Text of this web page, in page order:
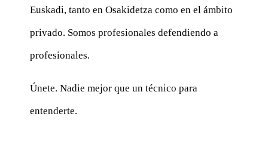
Euskadi, tanto en Osakidetza como en el ámbito
privado. Somos profesionales defendiendo a
profesionales.
Únete. Nadie mejor que un técnico para
entenderte.